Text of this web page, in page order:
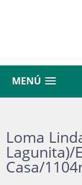
MENÚ
Loma
Lagunita)/
Casa/